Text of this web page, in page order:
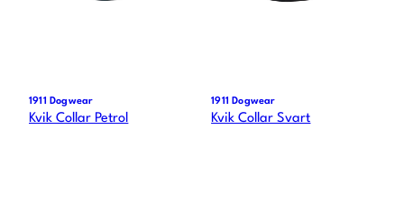
1911 Dogwear
Kvik Collar Petrol
1911 Dogwear
Kvik Collar Svart